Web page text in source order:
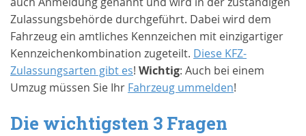
Zulassungsbehörde durchgeführt. Dabei wird dem
Fahrzeug ein amtliches Kennzeichen mit einzigartiger
Kennzeichenkombination zugeteilt. Diese KFZ-
Zulassungsarten gibt es! Wichtig: Auch bei einem
Umzug müssen Sie Ihr Fahrzeug ummelden!
Die wichtigsten 3 Fragen